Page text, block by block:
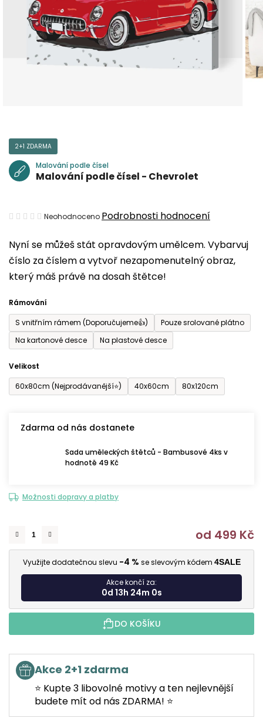
Nyní se můžeš stát opravdovým umělcem. Vybarvuj
číslo za číslem a vytvoř nezapomenutelný obraz,
který máš právě na dosah štětce!
Rámování
S vnitřním rámem (Doporučujeme👍)
Pouze srolované plátno
Na kartonové desce
Na plastové desce
Velikost
60x80cm (Nejprodávanější⭐)
40x60cm 80x120cm
Zdarma od nás dostanete
Sada uměleckých štětců - Bambusové 4ks v
hodnotě 49 Kč
Možnosti dopravy a platby
od 499 Kč
Využijte dodatečnou slevu -4 % se slevovým kódem 4SALE
Akce končí za:
0d 13h 23m 59s
DO KOŠÍKU
Akce 2+1 zdarma
⭐ Kupte 3 libovolné motivy a ten nejlevnější
budete mít od nás ZDARMA! ⭐
2+1 ZDARMA
Malování podle čísel
Malování podle čísel - Chevrolet
Průměrné
produktu
je
0,0
5
hvězdiček.
Neohodnoceno Podrobnosti hodnocení